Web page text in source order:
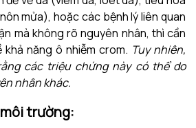
mửa), hoặc các bệnh lý liên quan
mà không rõ nguyên nhân, thì cần
khả năng ô nhiễm crom. Tuy nhiên,
các triệu chứng này có thể do
nhân khác.
trường: